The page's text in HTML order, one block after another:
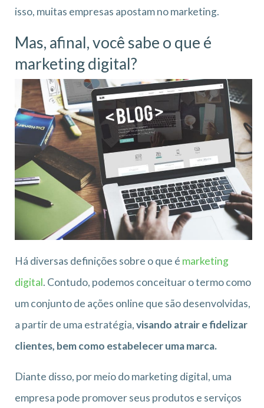
isso, muitas empresas apostam no marketing.
Mas, afinal, você sabe o que é
marketing digital?
Há diversas definições sobre o que é marketing
digital. Contudo, podemos conceituar o termo como
um conjunto de ações online que são desenvolvidas,
a partir de uma estratégia,visando atrair e fidelizar
clientes, bem como estabelecer uma marca.
Diante disso, por meio do marketing digital, uma
empresa pode promover seus produtos e serviços